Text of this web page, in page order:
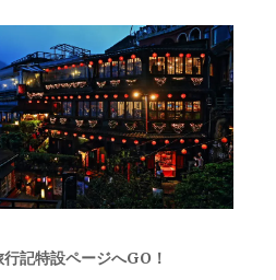
行記特設ページへGO！